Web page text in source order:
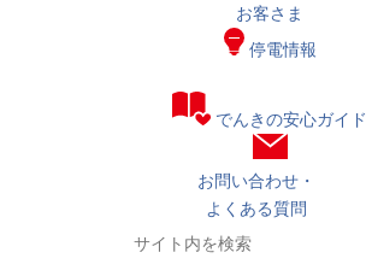
お客さま
停電情報
でんきの安心ガイド
お問い合わせ・
よくある質問